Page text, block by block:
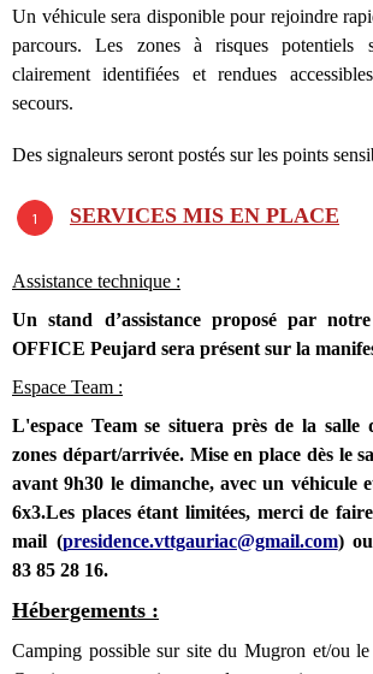
Un véhicule sera disponible pour rejoindre
parcours. Les zones à risques potentiels
clairement identifiées et rendues
secours.
Des signaleurs seront postés sur les points
SERVICES MIS EN PLACE
Assistance technique :
Un stand d’assistance proposé par
OFFICE Peujard sera présent sur la
Espace Team :
L'espace Team se situera près de la salle
zones départ/arrivée. Mise en place dès le
avant 9h30 le dimanche, avec un véhicule
6x3.Les places étant limitées, merci de
mail (presidence.vttgauriac@gmail.com)
83 85 28 16.
Hébergements :
Camping possible sur site du Mugron et/ou le